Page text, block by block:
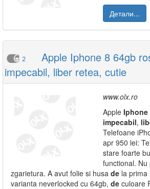
Детали...
2
Apple Iphone 8 64gb
impecabil, liber retea, cutie
www.olx.ro
Apple Iphone
impecabil,
Telefoane
apr 950 lei:
stare foarte
functional. Nu
zgarietura. A avut folie si husa de la prima
varianta neverlocked cu 64gb, de culoare